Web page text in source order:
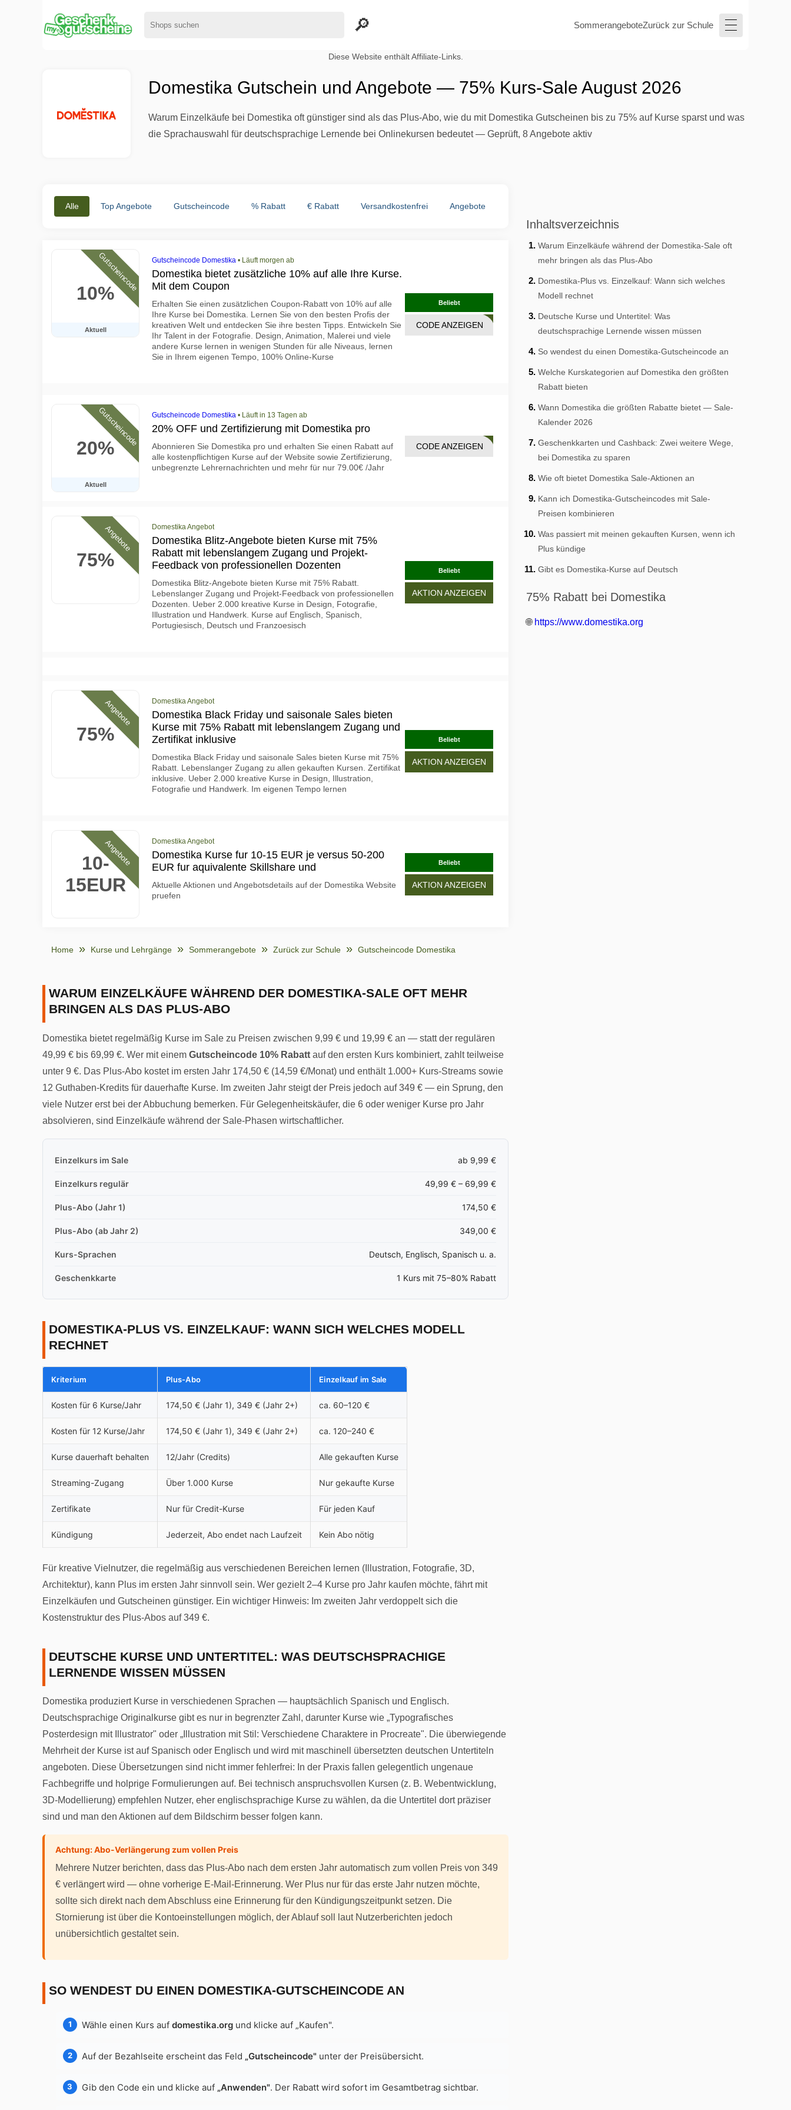
SommerangeboteZurück zur Schule
Diese Website enthält Affiliate-Links.
Domestika Gutschein und Angebote — 75% Kurs-Sale August 2026
Warum Einzelkäufe bei Domestika oft günstiger sind als das Plus-Abo, wie du mit Domestika Gutscheinen bis zu 75% auf Kurse sparst und was
die Sprachauswahl für deutschsprachige Lernende bei Onlinekursen bedeutet — Geprüft, 8 Angebote aktiv
Alle Top Angebote Gutscheincode % Rabatt € Rabatt Versandkostenfrei Angebote
10%
Aktuell
Gutscheincode Gutscheincode Domestika • Läuft morgen ab
Domestika bietet zusätzliche 10% auf alle Ihre Kurse.
Mit dem Coupon
Erhalten Sie einen zusätzlichen Coupon-Rabatt von 10% auf alle
Ihre Kurse bei Domestika. Lernen Sie von den besten Profis der
kreativen Welt und entdecken Sie ihre besten Tipps. Entwickeln Sie
Ihr Talent in der Fotografie. Design, Animation, Malerei und viele
andere Kurse lernen in wenigen Stunden für alle Niveaus, lernen
Sie in Ihrem eigenen Tempo, 100% Online-Kurse
Beliebt
1001
CODE ANZEIGEN
20%
Aktuell
Gutscheincode Gutscheincode Domestika • Läuft in 13 Tagen ab
20% OFF und Zertifizierung mit Domestika pro
Abonnieren Sie Domestika pro und erhalten Sie einen Rabatt auf
alle kostenpflichtigen Kurse auf der Website sowie Zertifizierung,
unbegrenzte Lehrernachrichten und mehr für nur 79.00€ /Jahr
1001
CODE ANZEIGEN
75%
Angebote Domestika Angebot
Domestika Blitz-Angebote bieten Kurse mit 75%
Rabatt mit lebenslangem Zugang und Projekt-
Feedback von professionellen Dozenten
Domestika Blitz-Angebote bieten Kurse mit 75% Rabatt.
Lebenslanger Zugang und Projekt-Feedback von professionellen
Dozenten. Ueber 2.000 kreative Kurse in Design, Fotografie,
Illustration und Handwerk. Kurse auf Englisch, Spanisch,
Portugiesisch, Deutsch und Franzoesisch
Beliebt
AKTION ANZEIGEN
75%
Angebote Domestika Angebot
Domestika Black Friday und saisonale Sales bieten
Kurse mit 75% Rabatt mit lebenslangem Zugang und
Zertifikat inklusive
Domestika Black Friday und saisonale Sales bieten Kurse mit 75%
Rabatt. Lebenslanger Zugang zu allen gekauften Kursen. Zertifikat
inklusive. Ueber 2.000 kreative Kurse in Design, Illustration,
Fotografie und Handwerk. Im eigenen Tempo lernen
Beliebt
AKTION ANZEIGEN
10-
15EUR
Angebote Domestika Angebot
Domestika Kurse fur 10-15 EUR je versus 50-200
EUR fur aquivalente Skillshare und
Aktuelle Aktionen und Angebotsdetails auf der Domestika Website
pruefen
Beliebt
AKTION ANZEIGEN
Home Kurse und Lehrgänge Sommerangebote Zurück zur Schule Gutscheincode Domestika
WARUM EINZELKÄUFE WÄHREND DER DOMESTIKA-SALE OFT MEHR
BRINGEN ALS DAS PLUS-ABO
Domestika bietet regelmäßig Kurse im Sale zu Preisen zwischen 9,99 € und 19,99 € an — statt der regulären
49,99 € bis 69,99 €. Wer mit einem Gutscheincode 10% Rabatt auf den ersten Kurs kombiniert, zahlt teilweise
unter 9 €. Das Plus-Abo kostet im ersten Jahr 174,50 € (14,59 €/Monat) und enthält 1.000+ Kurs-Streams sowie
12 Guthaben-Kredits für dauerhafte Kurse. Im zweiten Jahr steigt der Preis jedoch auf 349 € — ein Sprung, den
viele Nutzer erst bei der Abbuchung bemerken. Für Gelegenheitskäufer, die 6 oder weniger Kurse pro Jahr
absolvieren, sind Einzelkäufe während der Sale-Phasen wirtschaftlicher.
Einzelkurs im Sale ab 9,99 €
Einzelkurs regulär 49,99 € – 69,99 €
Plus-Abo (Jahr 1) 174,50 €
Plus-Abo (ab Jahr 2) 349,00 €
Kurs-Sprachen Deutsch, Englisch, Spanisch u. a.
Geschenkkarte 1 Kurs mit 75–80% Rabatt
DOMESTIKA-PLUS VS. EINZELKAUF: WANN SICH WELCHES MODELL
RECHNET
Kriterium Plus-Abo Einzelkauf im Sale
Kosten für 6 Kurse/Jahr 174,50 € (Jahr 1), 349 € (Jahr 2+) ca. 60–120 €
Kosten für 12 Kurse/Jahr 174,50 € (Jahr 1), 349 € (Jahr 2+) ca. 120–240 €
Kurse dauerhaft behalten 12/Jahr (Credits) Alle gekauften Kurse
Streaming-Zugang Über 1.000 Kurse Nur gekaufte Kurse
Zertifikate Nur für Credit-Kurse Für jeden Kauf
Kündigung Jederzeit, Abo endet nach Laufzeit Kein Abo nötig
Für kreative Vielnutzer, die regelmäßig aus verschiedenen Bereichen lernen (Illustration, Fotografie, 3D,
Architektur), kann Plus im ersten Jahr sinnvoll sein. Wer gezielt 2–4 Kurse pro Jahr kaufen möchte, fährt mit
Einzelkäufen und Gutscheinen günstiger. Ein wichtiger Hinweis: Im zweiten Jahr verdoppelt sich die
Kostenstruktur des Plus-Abos auf 349 €.
DEUTSCHE KURSE UND UNTERTITEL: WAS DEUTSCHSPRACHIGE
LERNENDE WISSEN MÜSSEN
Domestika produziert Kurse in verschiedenen Sprachen — hauptsächlich Spanisch und Englisch.
Deutschsprachige Originalkurse gibt es nur in begrenzter Zahl, darunter Kurse wie „Typografisches
Posterdesign mit Illustrator" oder „Illustration mit Stil: Verschiedene Charaktere in Procreate". Die überwiegende
Mehrheit der Kurse ist auf Spanisch oder Englisch und wird mit maschinell übersetzten deutschen Untertiteln
angeboten. Diese Übersetzungen sind nicht immer fehlerfrei: In der Praxis fallen gelegentlich ungenaue
Fachbegriffe und holprige Formulierungen auf. Bei technisch anspruchsvollen Kursen (z. B. Webentwicklung,
3D-Modellierung) empfehlen Nutzer, eher englischsprachige Kurse zu wählen, da die Untertitel dort präziser
sind und man den Aktionen auf dem Bildschirm besser folgen kann.
Achtung: Abo-Verlängerung zum vollen Preis
Mehrere Nutzer berichten, dass das Plus-Abo nach dem ersten Jahr automatisch zum vollen Preis von 349
€ verlängert wird — ohne vorherige E-Mail-Erinnerung. Wer Plus nur für das erste Jahr nutzen möchte,
sollte sich direkt nach dem Abschluss eine Erinnerung für den Kündigungszeitpunkt setzen. Die
Stornierung ist über die Kontoeinstellungen möglich, der Ablauf soll laut Nutzerberichten jedoch
unübersichtlich gestaltet sein.
SO WENDEST DU EINEN DOMESTIKA-GUTSCHEINCODE AN
Wähle einen Kurs auf domestika.orgund klicke auf „Kaufen".
Auf der Bezahlseite erscheint das Feld „Gutscheincode" unter der Preisübersicht.
Gib den Code ein und klicke auf „Anwenden". Der Rabatt wird sofort im Gesamtbetrag sichtbar.
Inhaltsverzeichnis
Warum Einzelkäufe während der Domestika-Sale oft
mehr bringen als das Plus-Abo
Domestika-Plus vs. Einzelkauf: Wann sich welches
Modell rechnet
Deutsche Kurse und Untertitel: Was
deutschsprachige Lernende wissen müssen
So wendest du einen Domestika-Gutscheincode an
Welche Kurskategorien auf Domestika den größten
Rabatt bieten
Wann Domestika die größten Rabatte bietet — Sale-
Kalender 2026
Geschenkkarten und Cashback: Zwei weitere Wege,
bei Domestika zu sparen
Wie oft bietet Domestika Sale-Aktionen an
Kann ich Domestika-Gutscheincodes mit Sale-
Preisen kombinieren
Was passiert mit meinen gekauften Kursen, wenn ich
Plus kündige
Gibt es Domestika-Kurse auf Deutsch
75% Rabatt bei Domestika
🌐 https://www.domestika.org